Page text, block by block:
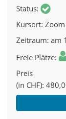
Status
Kursort
Zeitraum am
Freie Plätze
Preis
(in CHF)